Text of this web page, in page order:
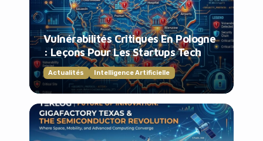
Vulnérabilités Critiques En Pologne
: Leçons Pour Les Startups Tech
Actualités Intelligence Artificielle